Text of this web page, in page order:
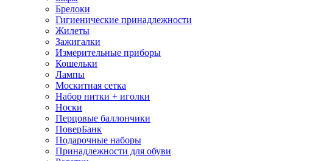
Брелоки
Гигиенические принадлежности
Жилеты
Зажигалки
Измерительные приборы
Кошельки
Лампы
Москитная сетка
Набор нитки + иголки
Носки
Перцовые баллончики
ПоверБанк
Подарочные наборы
Принадлежности для обуви